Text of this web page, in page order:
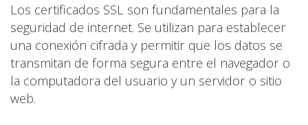
Los certificados SSL son fundamentales para la
seguridad de internet. Se utilizan para establecer
una conexión cifrada y permitir que los datos se
transmitan de forma segura entre el navegador o
la computadora del usuario y un servidor o sitio
web.